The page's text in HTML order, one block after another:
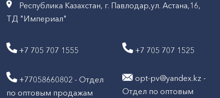
Республика Казахстан, г. Павлодар,ул. Астана,16,
ТД "Империал"
+7 705 707 1555 +7 705 707 1525
+77058660802 - Отдел
по оптовым продажам
opt-pv@yandex.kz -
Отдел по оптовым